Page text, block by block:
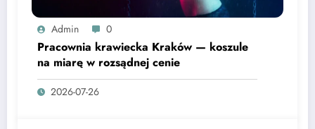
Admin 0
Pracownia krawiecka Kraków — koszule
na miarę w rozsądnej cenie
2026-07-26